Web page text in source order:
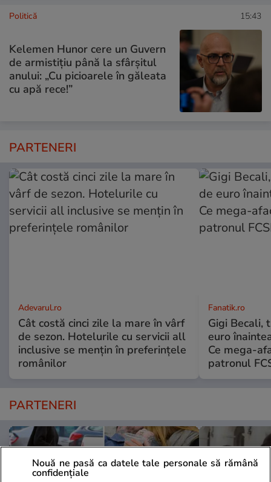
Politică 15:43
Kelemen Hunor cere un Guvern
de armistițiu până la sfârșitul
anului: „Cu picioarele în găleata
cu apă rece!”
PARTENERI
Adevarul.ro
Cât costă cinci zile la mare în vârf
de sezon. Hotelurile cu servicii all
inclusive se mențin în preferințele
românilor
Fanatik.ro
Gigi Becali,
euro
Ce mega-
patronul
PARTENERI
Nouă ne pasă ca datele tale personale să rămână
confidențiale